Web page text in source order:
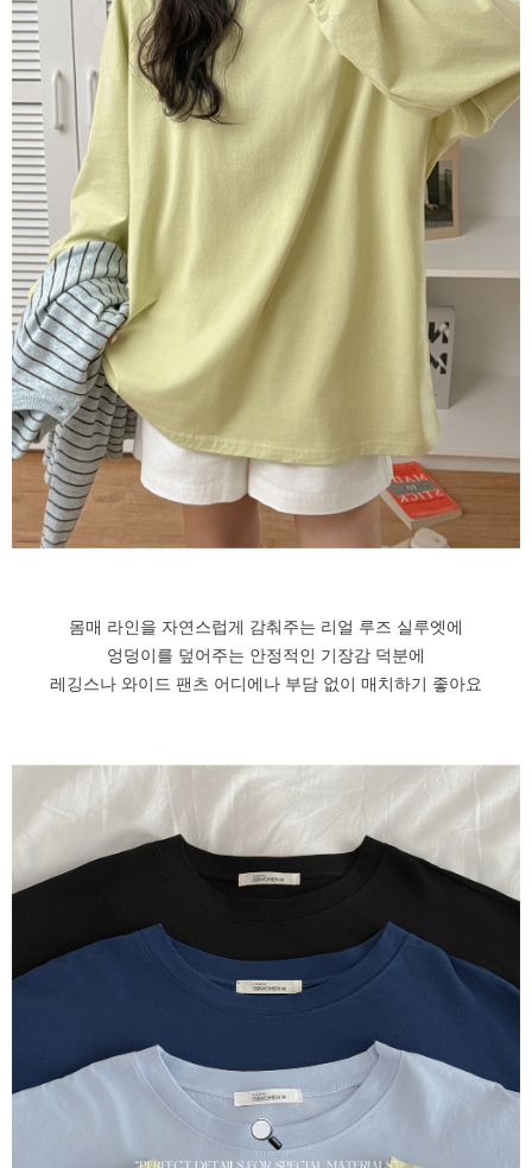
몸매 라인을 자연스럽게 감춰주는 리얼 루즈 실루엣에
엉덩이를 덮어주는 안정적인 기장감 덕분에
레깅스나 와이드 팬츠 어디에나 부담 없이 매치하기 좋아요